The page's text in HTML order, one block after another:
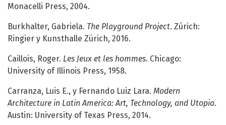
Monacelli Press, 2004.
Burkhalter, Gabriela. The Playground Project. Zúrich:
Ringier y Kunsthalle Zürich, 2016.
Caillois, Roger. Les Jeux et les hommes. Chicago:
University of Illinois Press, 1958.
Carranza, Luis E., y Fernando Luiz Lara. Modern
Architecture in Latin America: Art, Technology, and Utopia.
Austin: University of Texas Press, 2014.